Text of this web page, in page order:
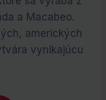
a Macabeo.
amerických
vynikajúcu